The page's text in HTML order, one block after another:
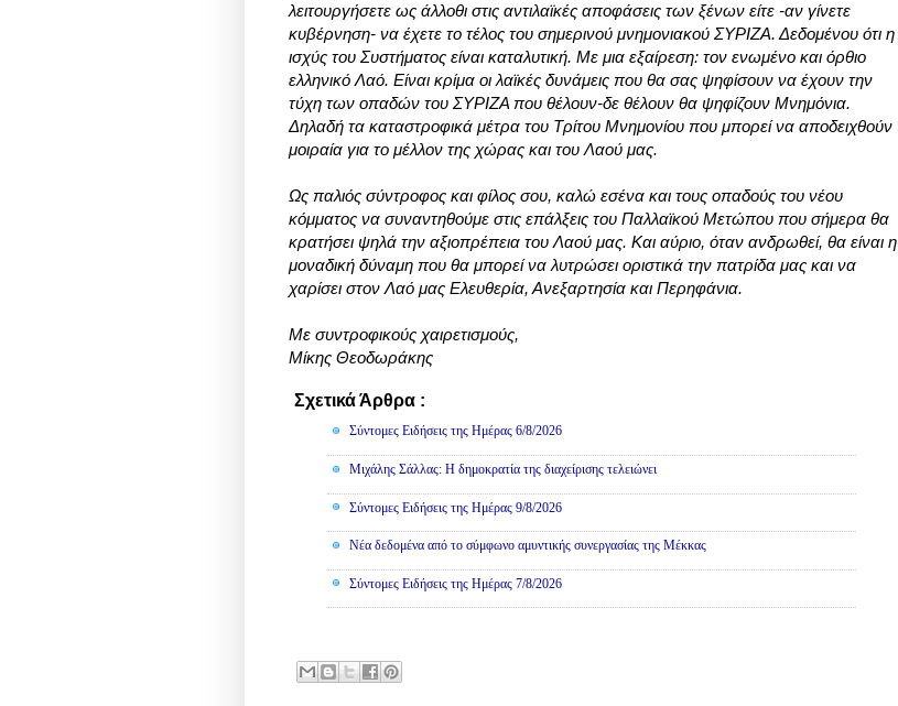
λειτουργήσετε ως άλλοθι στις αντιλαϊκές αποφάσεις των ξένων είτε -αν γίνετε
κυβέρνηση- να έχετε το τέλος του σημερινού μνημονιακού ΣΥΡΙΖΑ. Δεδομένου ότι η
ισχύς του Συστήματος είναι καταλυτική. Με μια εξαίρεση: τον ενωμένο και όρθιο
ελληνικό Λαό. Είναι κρίμα οι λαϊκές δυνάμεις που θα σας ψηφίσουν να έχουν την
τύχη των οπαδών του ΣΥΡΙΖΑ που θέλουν-δε θέλουν θα ψηφίζουν Μνημόνια.
Δηλαδή τα καταστροφικά μέτρα του Τρίτου Μνημονίου που μπορεί να αποδειχθούν
μοιραία για το μέλλον της χώρας και του Λαού μας.
Ως παλιός σύντροφος και φίλος σου, καλώ εσένα και τους οπαδούς του νέου
κόμματος να συναντηθούμε στις επάλξεις του Παλλαϊκού Μετώπου που σήμερα θα
κρατήσει ψηλά την αξιοπρέπεια του Λαού μας. Και αύριο, όταν ανδρωθεί, θα είναι η
μοναδική δύναμη που θα μπορεί να λυτρώσει οριστικά την πατρίδα μας και να
χαρίσει στον Λαό μας Ελευθερία, Ανεξαρτησία και Περηφάνια.
Με συντροφικούς χαιρετισμούς,
Μίκης Θεοδωράκης
Σχετικά Άρθρα :
Σύντομες Ειδήσεις της Ημέρας 6/8/2026
Μιχάλης Σάλλας: Η δημοκρατία της διαχείρισης τελειώνει
Σύντομες Ειδήσεις της Ημέρας 9/8/2026
Νέα δεδομένα από το σύμφωνο αμυντικής συνεργασίας της Μέκκας
Σύντομες Ειδήσεις της Ημέρας 7/8/2026